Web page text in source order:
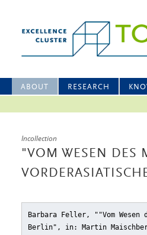
ABOUT RESEARCH
Incollection
"VOM WESEN DES
Barbara Feller, ""Vom Wesen
Berlin" , in: Martin